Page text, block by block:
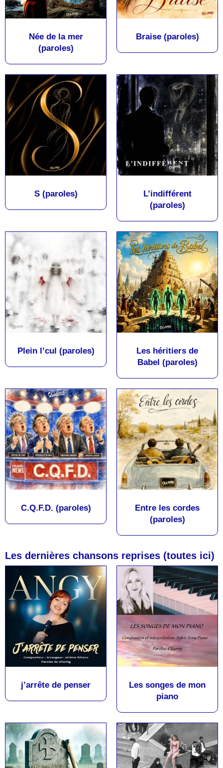
Née de la mer
(paroles)
Braise (paroles)
S (paroles)
L’indifférent
(paroles)
Plein l’cul (paroles)
Les héritiers de
Babel (paroles)
C.Q.F.D. (paroles)
Entre les cordes
(paroles)
Les dernières chansons reprises (toutes ici)
j’arrête de penser
Les songes de mon
piano